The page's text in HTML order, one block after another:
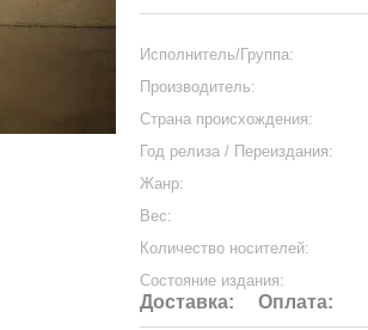
Исполнитель/Группа:
Производитель:
Страна происхождения:
Год релиза / Переиздания:
Жанр:
Вес:
Количество носителей:
Состояние издания:
Доставка: Оплата: